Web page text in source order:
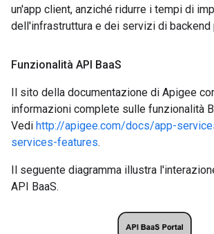
un'app client, anziché ridurre i tempi di
dell'infrastruttura e dei servizi di backend
Funzionalità API BaaS
Il sito della documentazione di Apigee
informazioni complete sulle funzionalità
Vedi http://apigee.com/docs/app-
services-features.
Il seguente diagramma illustra
API BaaS.